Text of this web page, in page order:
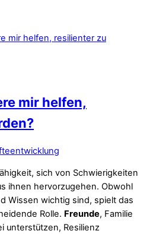
mir helfen,
sich von Schwierigkeiten
ihnen hervorzugehen. Obwohl
Wissen wichtig sind, spielt das
Rolle. Freunde, Familie
unterstützen, Resilienz